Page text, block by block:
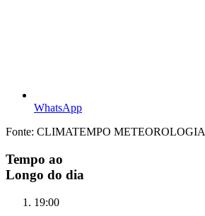
WhatsApp
Fonte: CLIMATEMPO METEOROLOGIA
Tempo ao
Longo do dia
19:00